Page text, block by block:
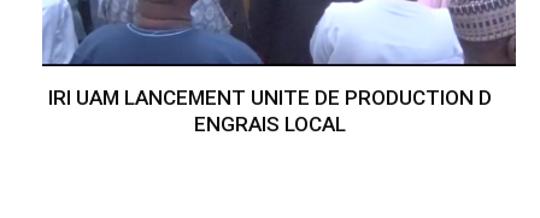
IRI UAM LANCEMENT UNITE DE PRODUCTION D
ENGRAIS LOCAL